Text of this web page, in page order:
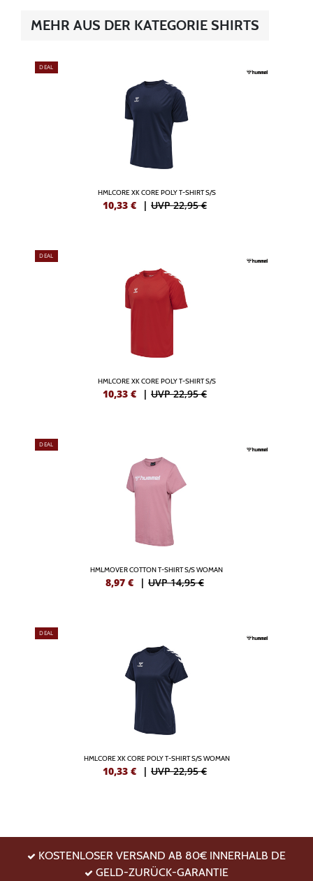
MEHR AUS DER KATEGORIE SHIRTS
DEAL
HMLCORE XK CORE POLY T-SHIRT S/S
10,33 € | UVP 22,95 €
DEAL
HMLCORE XK CORE POLY T-SHIRT S/S
10,33 € | UVP 22,95 €
DEAL
HMLMOVER COTTON T-SHIRT S/S WOMAN
8,97 € | UVP 14,95 €
DEAL
HMLCORE XK CORE POLY T-SHIRT S/S WOMAN
10,33 € | UVP 22,95 €
KOSTENLOSER VERSAND AB 80€ INNERHALB DE
GELD-ZURÜCK-GARANTIE